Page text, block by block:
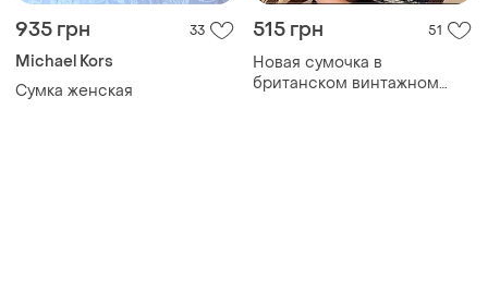
935 грн 33
Michael Kors
Сумка женская
515 грн 51
Новая сумочка в
британском винтажном